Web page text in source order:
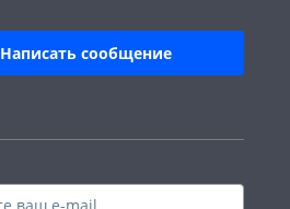
Написать сообщение